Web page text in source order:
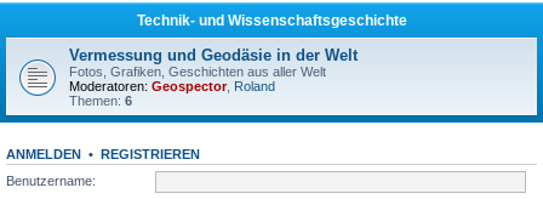
Technik- und Wissenschaftsgeschichte
Vermessung und Geodäsie in der Welt
Fotos, Grafiken, Geschichten aus aller Welt
Moderatoren: Geospector, Roland
Themen: 6
ANMELDEN • REGISTRIEREN
Benutzername: